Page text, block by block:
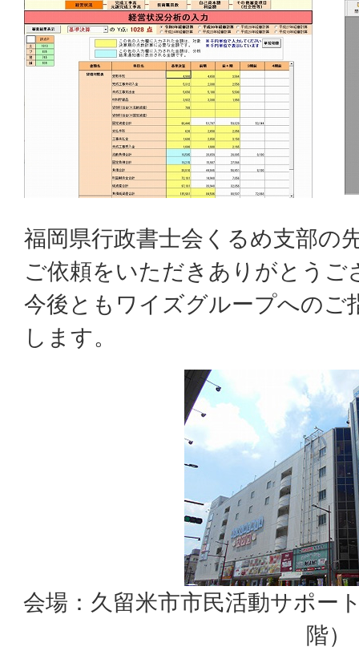
福岡県行政書士会くるめ支部の
ご依頼をいただきありがとうご
今後ともワイズグループへのご
します。
会場：久留米市市民活動サポー
階）